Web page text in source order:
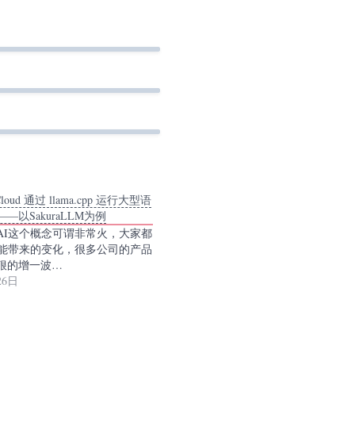
通过 llama.cpp 运行大型语
以SakuraLLM为例
这个概念可谓非常火，大家都
带来的变化，很多公司的产品
的增一波…
日